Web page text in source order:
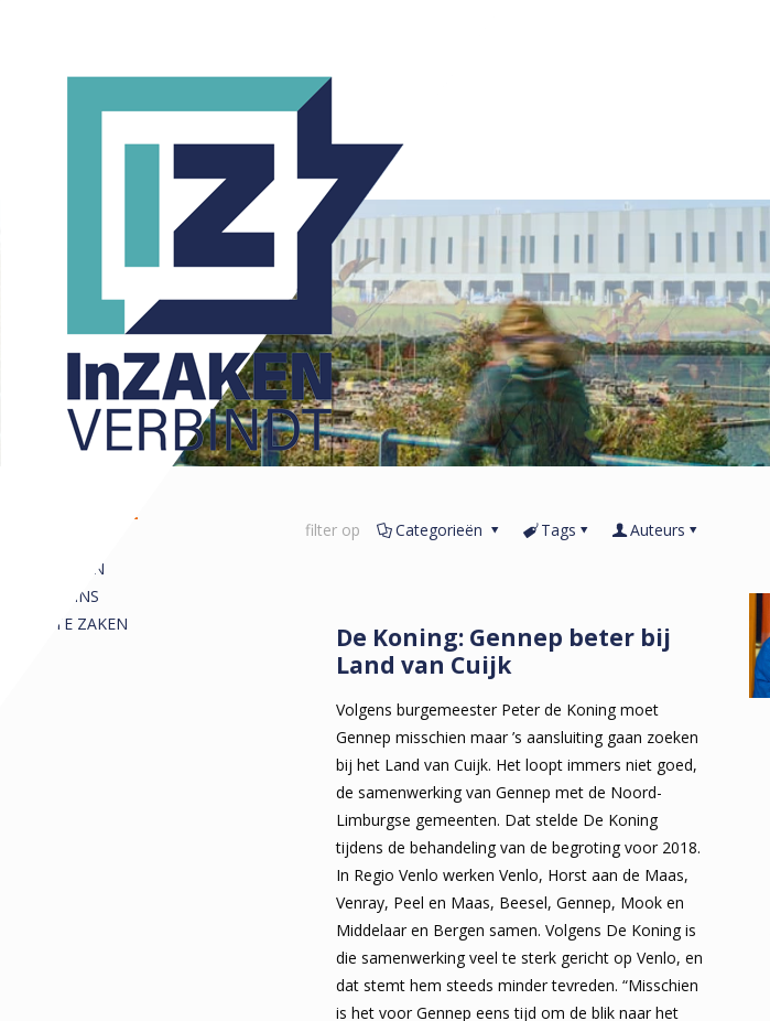
filter op Categorieën Tags Auteurs
De Koning: Gennep beter bij
Land van Cuijk
Volgens burgemeester Peter de Koning moet
Gennep misschien maar ’s aansluiting gaan zoeken
bij het Land van Cuijk. Het loopt immers niet goed,
de samenwerking van Gennep met de Noord-
Limburgse gemeenten. Dat stelde De Koning
tijdens de behandeling van de begroting voor 2018.
In Regio Venlo werken Venlo, Horst aan de Maas,
Venray, Peel en Maas, Beesel, Gennep, Mook en
Middelaar en Bergen samen. Volgens De Koning is
die samenwerking veel te sterk gericht op Venlo, en
dat stemt hem steeds minder tevreden. “Misschien
is het voor Gennep eens tijd om de blik naar het
REDACTIONEEL
ARTIKELEN
COLUMNS
KORTE ZAKEN